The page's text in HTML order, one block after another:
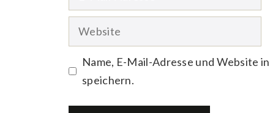
Mail-
Adresse
Website
Name, E-Mail-Adresse und Website
speichern.